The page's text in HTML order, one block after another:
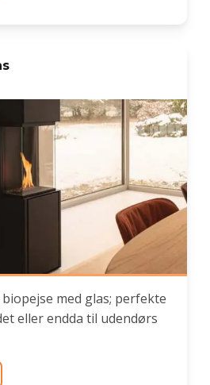
med glas; perfekte
eller endda til udendørs